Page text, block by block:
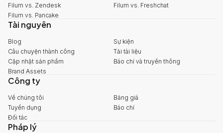
Filum vs. Zendesk
Filum vs. Freshchat
Filum vs. Pancake
Tài nguyên
Blog
Sự kiện
Câu chuyện thành công
Tải tài liệu
Cập nhật sản phẩm
Báo chí và truyền thông
Brand Assets
Công ty
Về chúng tôi
Bảng giá
Tuyển dụng
Báo chí
Đối tác
Pháp lý